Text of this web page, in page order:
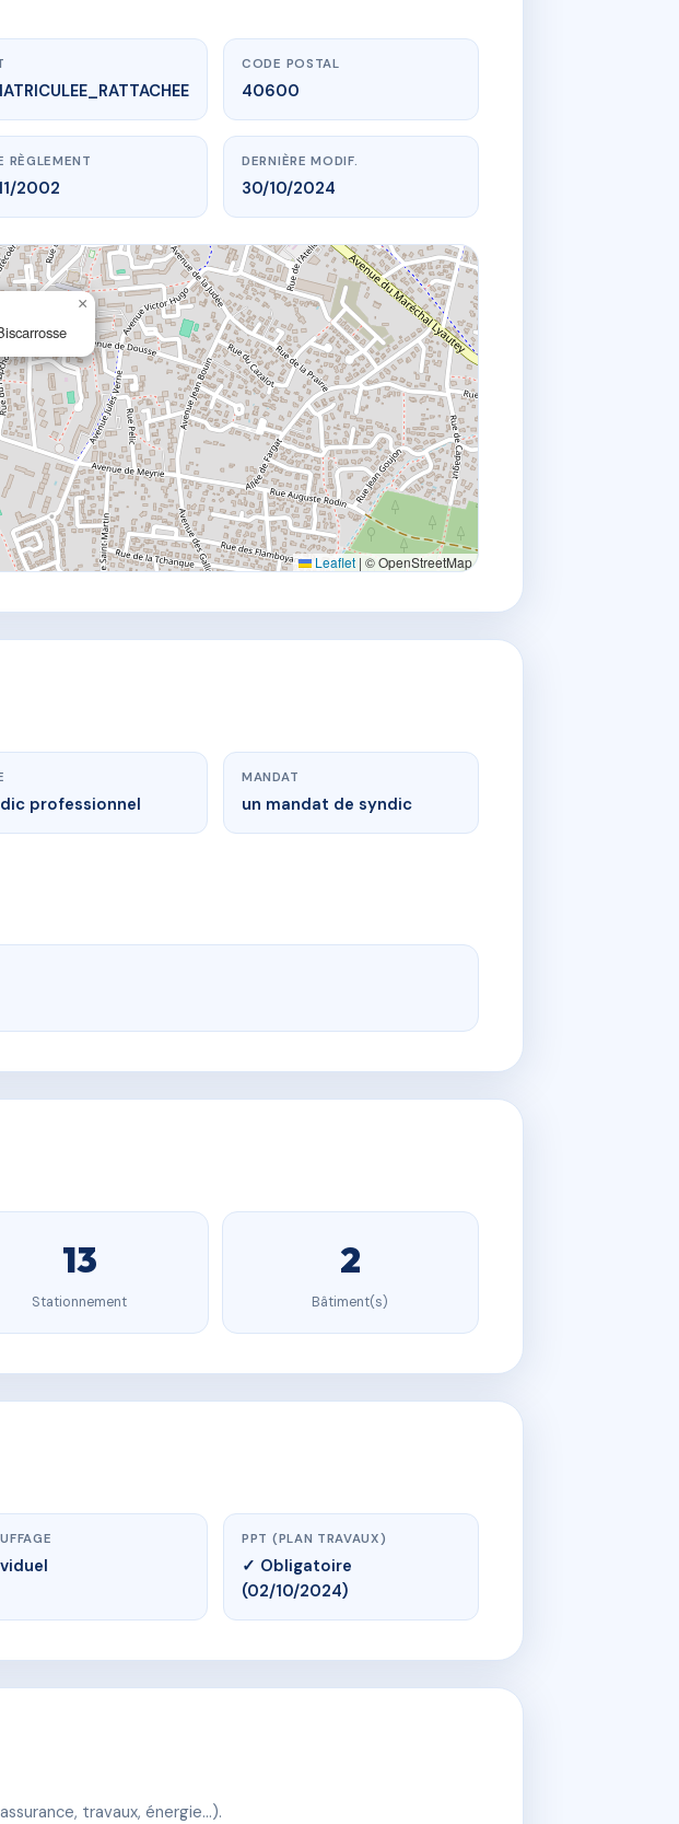
CODE POSTAL
40600
RÈGLEMENT
2002
DERNIÈRE MODIF.
30/10/2024
×
Leaflet | © OpenStreetMap
professionnel
MANDAT
un mandat de syndic
13
Stationnement
2
Bâtiment(s)
PPT (PLAN TRAVAUX)
✓ Obligatoire
(02/10/2024)
travaux, énergie…).